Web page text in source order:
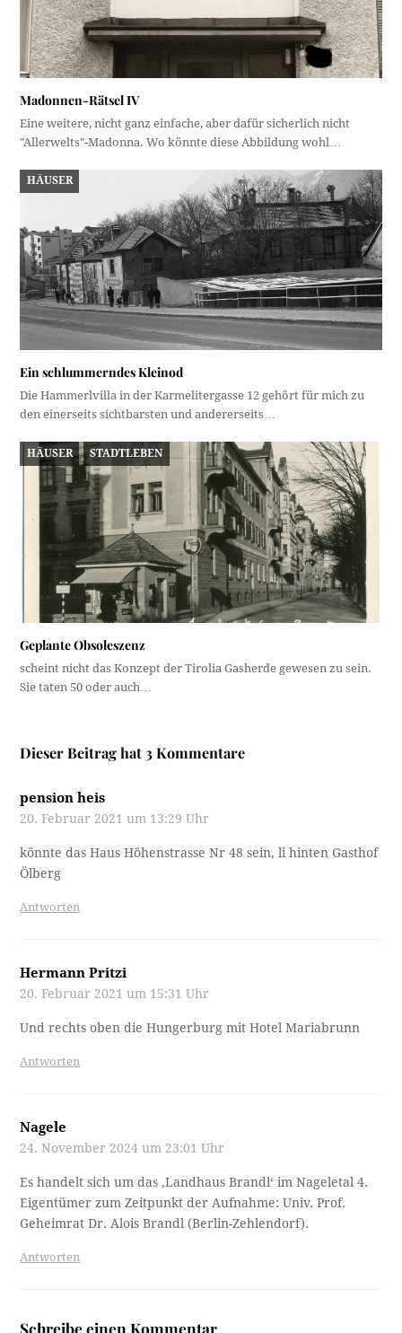
Madonnen-Rätsel IV
Eine weitere, nicht ganz einfache, aber dafür sicherlich nicht
"Allerwelts"-Madonna. Wo könnte diese Abbildung wohl…
HÄUSER
Ein schlummerndes Kleinod
Die Hammerlvilla in der Karmelitergasse 12 gehört für mich zu
den einerseits sichtbarsten und andererseits…
HÄUSER STADTLEBEN
Geplante Obsoleszenz
scheint nicht das Konzept der Tirolia Gasherde gewesen zu sein.
Sie taten 50 oder auch…
Dieser Beitrag hat 3 Kommentare
pension heis
20. Februar 2021 um 13:29 Uhr
könnte das Haus Höhenstrasse Nr 48 sein, li hinten Gasthof
Ölberg
Antworten
Hermann Pritzi
20. Februar 2021 um 15:31 Uhr
Und rechts oben die Hungerburg mit Hotel Mariabrunn
Antworten
Nagele
24. November 2024 um 23:01 Uhr
Es handelt sich um das ‚Landhaus Brandl‘ im Nageletal 4.
Eigentümer zum Zeitpunkt der Aufnahme: Univ. Prof.
Geheimrat Dr. Alois Brandl (Berlin-Zehlendorf).
Antworten
Schreibe einen Kommentar